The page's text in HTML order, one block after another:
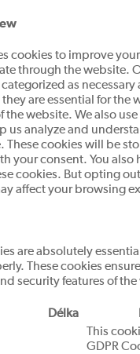
cookies to improve
through the website.
as necessary
are essential for the
the website. We also
us analyze and
These cookies will be
your consent. You also
cookies. But opting
affect your browsing
are absolutely
These cookies
security features of
Délka
This
GDPR